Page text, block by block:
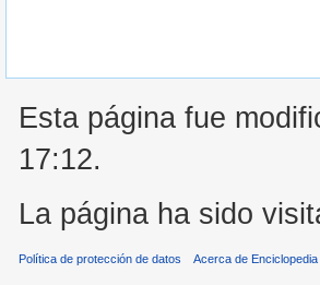
Esta página fue
17:12.
La página ha sido
Política de protección de datos Acerca de